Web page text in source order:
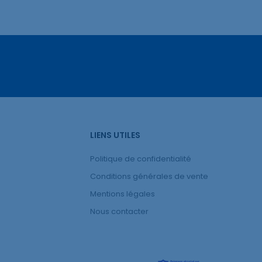
LIENS UTILES
Politique de confidentialité
Conditions générales de vente
Mentions légales
Nous contacter